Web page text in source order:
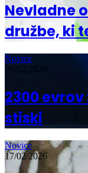
Nevladne
družbe, ki
Novice
26/02/2026
2300
stiski
Novice
17/02/2026